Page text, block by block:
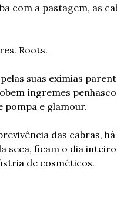
com a pastagem, as
Roots.
suas exímias
íngremes
pompa e glamour.
das cabras,
seca, ficam o dia
de cosméticos.